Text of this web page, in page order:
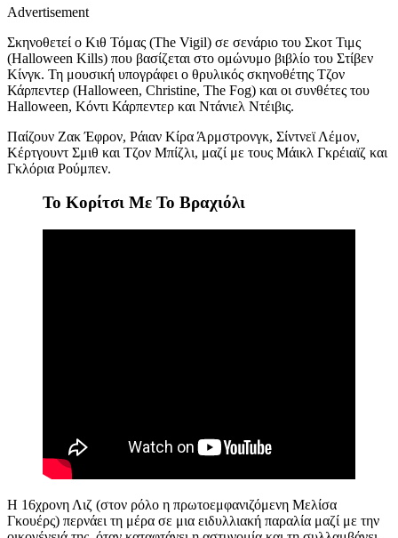
Advertisement
Σκηνοθετεί ο Κιθ Τόμας (The Vigil) σε σενάριο του Σκοτ Τιμς
(Halloween Kills) που βασίζεται στο ομώνυμο βιβλίο του Στίβεν
Κίνγκ. Τη μουσική υπογράφει ο θρυλικός σκηνοθέτης Τζον
Κάρπεντερ (Halloween, Christine, The Fog) και οι συνθέτες του
Halloween, Κόντι Κάρπεντερ και Ντάνιελ Ντέιβις.
Παίζουν Ζακ Έφρον, Ράιαν Κίρα Άρμστρονγκ, Σίντνεϊ Λέμον,
Κέρτγουντ Σμιθ και Τζον Μπίζλι, μαζί με τους Μάικλ Γκρέιαϊζ και
Γκλόρια Ρούμπεν.
Το Κορίτσι Με Το Βραχιόλι
Η 16χρονη Λιζ (στον ρόλο η πρωτοεμφανιζόμενη Μελίσα
Γκουέρς) περνάει τη μέρα σε μια ειδυλλιακή παραλία μαζί με την